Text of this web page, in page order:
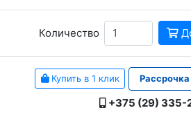
Количество
Купить в 1 клик Рассрочка
+375 (29) 335-